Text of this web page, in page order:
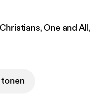
One and All,